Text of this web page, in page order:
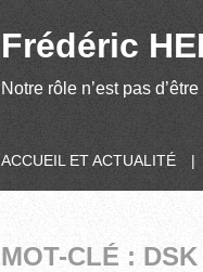
Frédéric
Notre rôle n’est pas
ACCUEIL ET ACTUALITÉ |
MOT-CLÉ : DSK